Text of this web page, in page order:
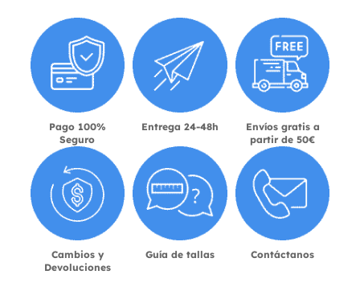
Pago 100%
Seguro
Entrega 24-48h
Envíos gratis a
partir de 50€
Cambios y
Devoluciones
Guía de tallas Contáctanos